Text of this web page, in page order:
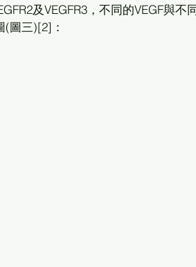
及VEGFR3，不同的VEGF與
(圖三)[2]：